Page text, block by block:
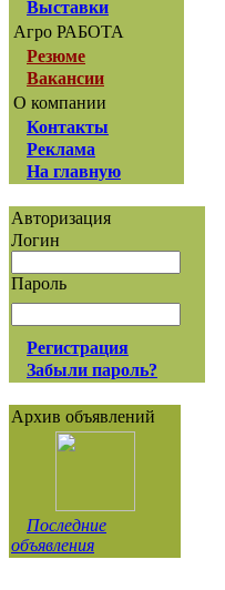
Выставки
Агро РАБОТА
Резюме
Вакансии
О компании
Контакты
Реклама
На главную
Авторизация
Логин
Пароль
Регистрация
Забыли пароль?
Архив объявлений
Последние
объявления